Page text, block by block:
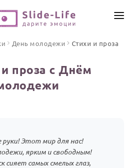
День молодежи Стихи и проза
проза с Днём
Этот мир для нас!
ярким и свободным!
сияет самых смелых глаз,